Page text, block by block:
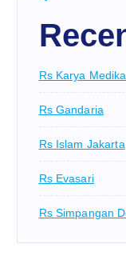
Rs Karya
Rs Gandaria
Rs Islam Jakarta
Rs Evasari
Rs Simpangan